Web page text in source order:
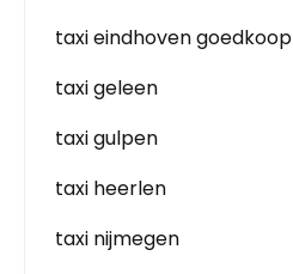
taxi eindhoven goedkoop
taxi geleen
taxi gulpen
taxi heerlen
taxi nijmegen